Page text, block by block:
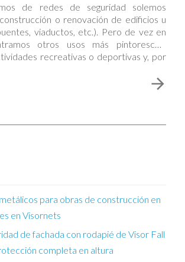
de redes de seguridad solemos
o renovación de edificios u
viaductos, etc.). Pero de vez en
otros usos más pintorescos,
recreativas o deportivas y, por
para obras de construcción en
en Visornets
de fachada con rodapié de Visor Fall
completa en altura